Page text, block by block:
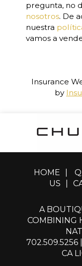
pregunta, no
nosotros. De
nuestra
vamos a
Insurance
by
HOME
US
A
COMBINING
702.509.5256
CA